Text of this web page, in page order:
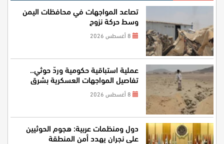
تصاعد المواجهات في محافظات اليمن
وسط حركة نزوح
عملية استباقية حكومية وردّ حوثي..
تفاصيل المواجهات العسكرية بشرق
اليمن
دول ومنظمات عربية: هجوم الحوثيين
على نجران يهدد أمن المنطقة